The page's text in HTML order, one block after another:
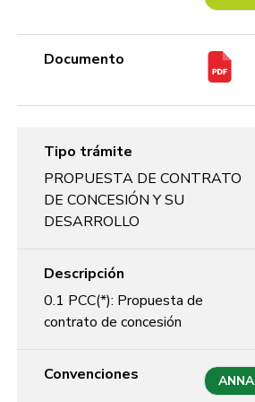
Documento
Tipo trámite
PROPUESTA DE CONTRATO
DE CONCESIÓN Y SU
DESARROLLO
Descripción
0.1 PCC(*): Propuesta de
contrato de concesión
Convenciones ANNA